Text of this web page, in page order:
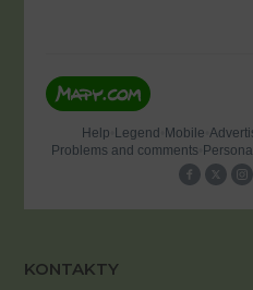
KONTAKTY